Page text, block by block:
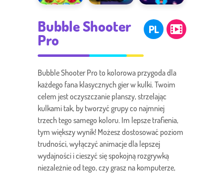
Shooter
Candy
potworkiem
Bubble Shooter
Pro
PL
Bubble Shooter Pro to kolorowa przygoda dla
każdego fana klasycznych gier w kulki. Twoim
celem jest oczyszczanie planszy, strzelając
kulkami tak, by tworzyć grupy co najmniej
trzech tego samego koloru. Im lepsze trafienia,
tym większy wynik! Możesz dostosować poziom
trudności, wyłączyć animacje dla lepszej
wydajności i cieszyć się spokojną rozgrywką
niezależnie od tego, czy grasz na komputerze,